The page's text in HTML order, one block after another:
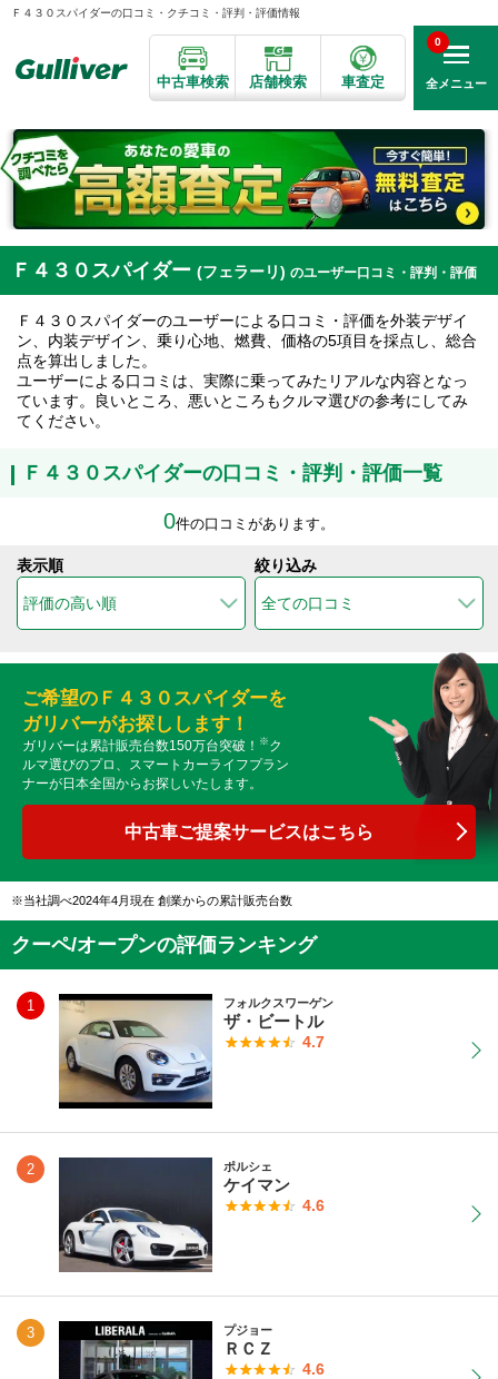
Ｆ４３０スパイダーの口コミ・クチコミ・評判・評価情報
中古車検索 店舗検索 車査定 全メニュー
0
Ｆ４３０スパイダー (フェラーリ) のユーザー口コミ・評判・評価
Ｆ４３０スパイダーのユーザーによる口コミ・評価を外装デザイ
ン、内装デザイン、乗り心地、燃費、価格の5項目を採点し、総合
点を算出しました。
ユーザーによる口コミは、実際に乗ってみたリアルな内容となっ
ています。良いところ、悪いところもクルマ選びの参考にしてみ
てください。
Ｆ４３０スパイダーの口コミ・評判・評価一覧
0件の口コミがあります。
表示順 絞り込み
ご希望のＦ４３０スパイダーを
ガリバーがお探しします！
ガリバーは累計販売台数150万台突破！ ※ ク
ルマ選びのプロ、スマートカーライフプラン
ナーが日本全国からお探しいたします。
中古車ご提案サービスはこちら
当社調べ2024年4月現在 創業からの累計販売台数
クーペ/オープンの評価ランキング
1 フォルクスワーゲン
ザ・ビートル
4.7
2 ポルシェ
ケイマン
4.6
3 プジョー
ＲＣＺ
4.6